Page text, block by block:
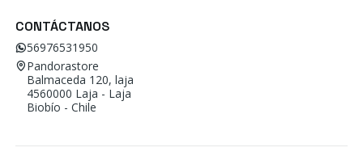
CONTÁCTANOS
56976531950
Pandorastore
Balmaceda 120, laja
4560000 Laja - Laja
Biobío - Chile